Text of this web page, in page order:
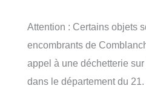
Attention : Certains objets
encombrants de
appel à une déchetterie
dans le département du 21.